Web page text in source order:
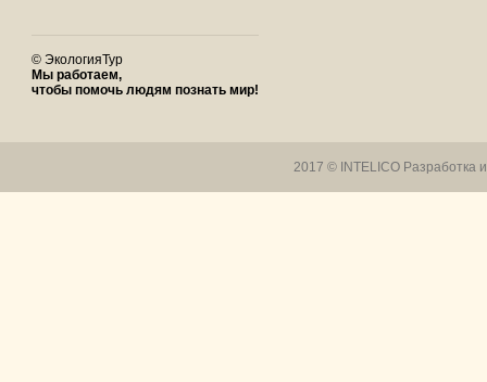
© ЭкологияТур
Мы работаем,
чтобы помочь людям познать мир!
2017 © INTELICO Разработка